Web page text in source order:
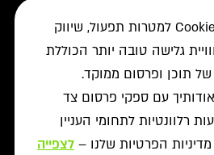
+
האתר עושה שימוש ב-Cookies למטרות תפעול, שיווק
גלישה טובה יותר הכוללת
תוכן ופרסום ממוקד.
עם ספקי פרסום צד
רלוונטיות לתחומי העניין
הפרטיות שלנו – לצפייה